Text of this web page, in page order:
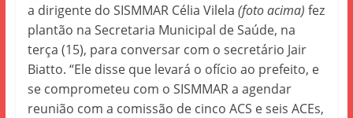
a dirigente do SISMMAR Célia Vilela (foto acima) fez
plantão na Secretaria Municipal de Saúde, na
terça (15), para conversar com o secretário Jair
Biatto. “Ele disse que levará o ofício ao prefeito, e
se comprometeu com o SISMMAR a agendar
reunião com a comissão de cinco ACS e seis ACEs,